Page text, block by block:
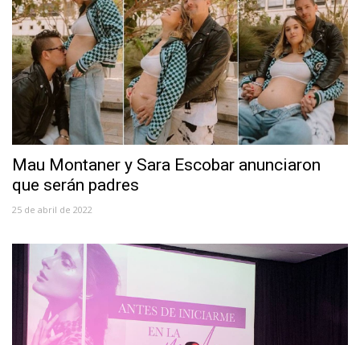
Mau Montaner y Sara Escobar anunciaron
que serán padres
25 de abril de 2022